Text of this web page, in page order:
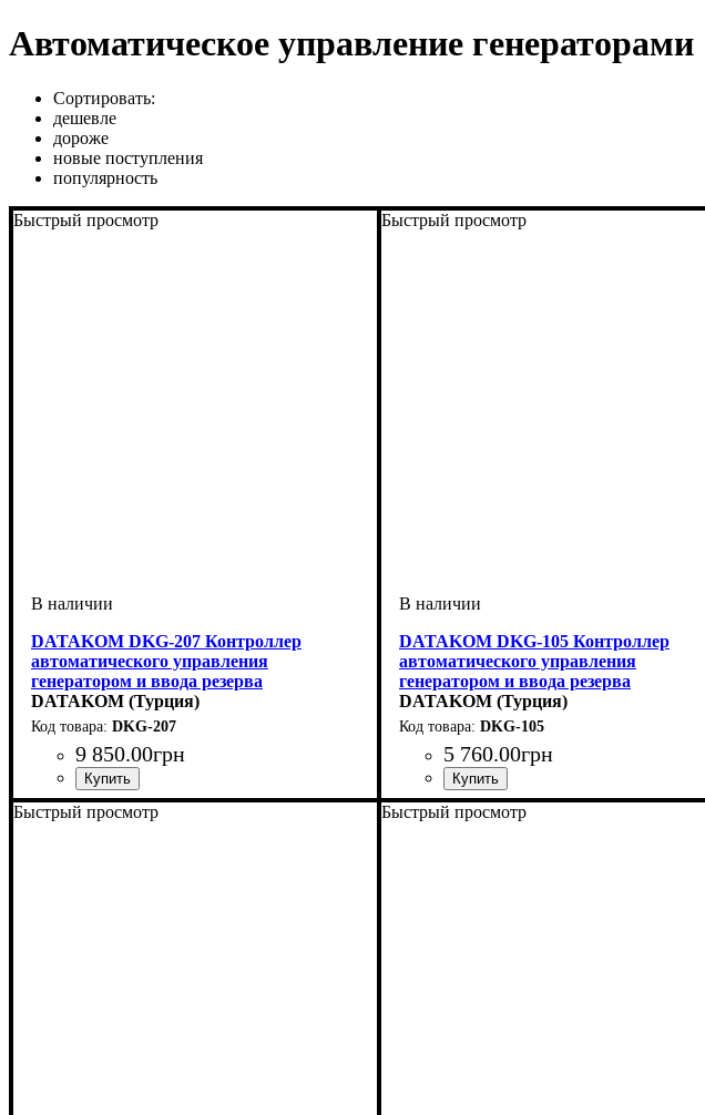
Автоматическое управление генераторами
Сортировать:
дешевле
дороже
новые поступления
популярность
Быстрый просмотр
DATAKOM DKG-207 Контроллер
автоматического управления
генератором и ввода резерва
DATAKOM (Турция)
DKG-207
9 850.00грн
Быстрый просмотр
DATAKOM DKG-105 Контроллер
автоматического управления
генератором и ввода резервa
DATAKOM (Турция)
DKG-105
5 760.00грн
Быстрый просмотр Быстрый просмотр